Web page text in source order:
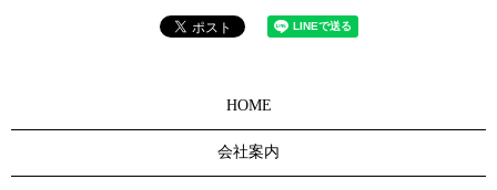
HOME
会社案内